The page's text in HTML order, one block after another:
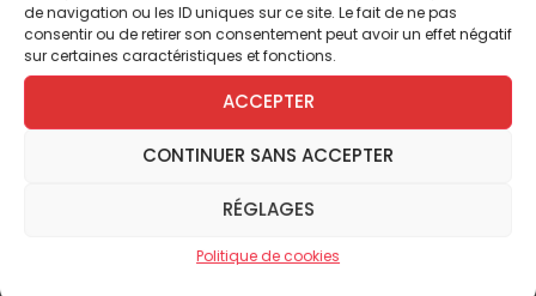
de navigation ou les ID uniques sur ce site. Le fait de ne pas
consentir ou de retirer son consentement peut avoir un effet négatif
sur certaines caractéristiques et fonctions.
ACCEPTER
CONTINUER SANS ACCEPTER
RÉGLAGES
Politique de cookies
syllabique depleni sunt cæliqui estvif et
chaleureuxen même temps.
ramène au Ré, etglória tuareste
modestement entre le Mi et le Do, autour du
Ré, offrant une sorte de cadence provisoire
hosánnasonne haut et clair avec